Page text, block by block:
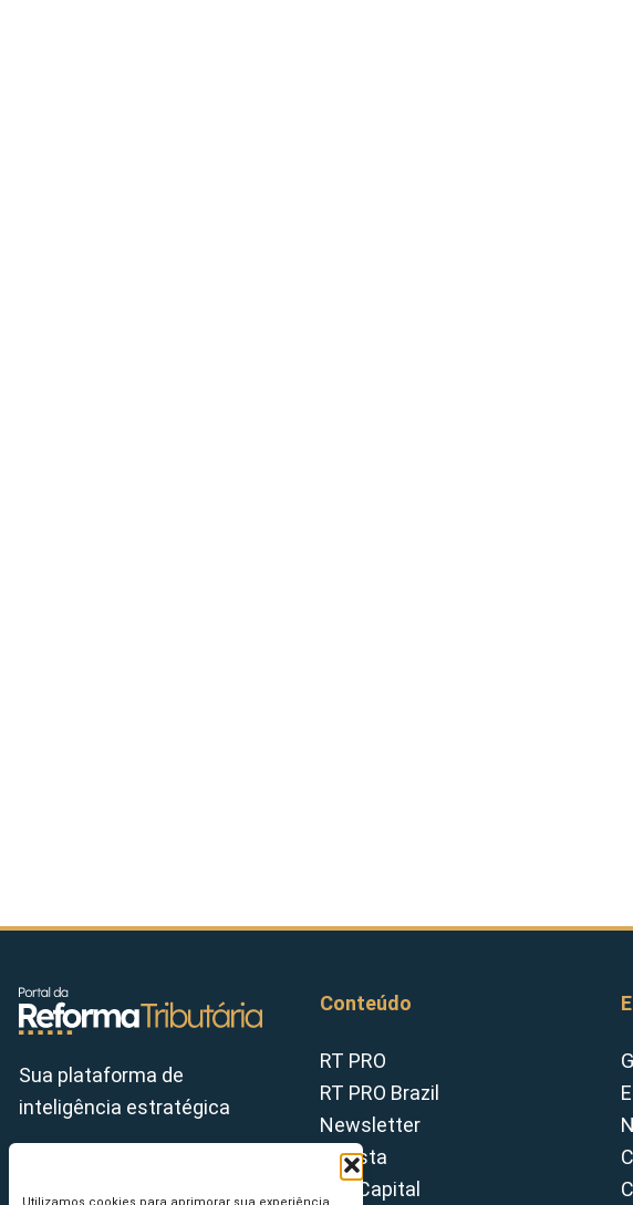
Sua plataforma de
inteligência estratégica
Conteúdo
RT PRO
RT PRO Brazil
Newsletter
Revista
Tax Capital